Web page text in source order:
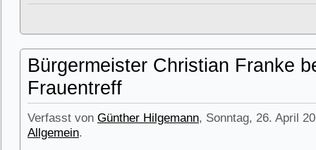
Bürgermeister Christian Franke
Frauentreff
Verfasst von Günther Hilgemann, Sonntag, 26. April
Allgemein.